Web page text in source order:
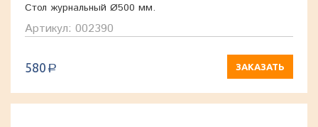
Стол журнальный Ø500 мм.
Артикул: 002390
580 a ЗАКАЗАТЬ